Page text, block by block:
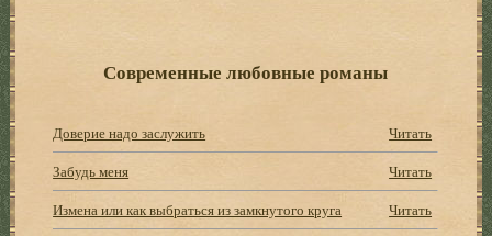
Современные любовные романы
Доверие надо заслужить
Читать
Забудь меня
Читать
Измена или как выбраться из замкнутого круга
Читать